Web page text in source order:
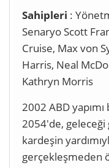
Sahipleri :
Senaryo Scott
Cruise, Max von
Harris, Neal
Kathryn Morris
2002 ABD
2054'de,
kardeşin
gerçekleşmeden